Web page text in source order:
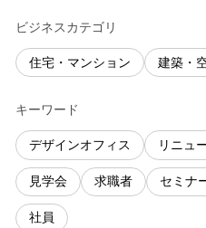
ビジネスカテゴリ
住宅・マンション 建築・
キーワード
デザインオフィス リニュ
見学会 求職者 セミナ
社員